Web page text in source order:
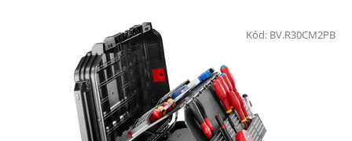
Kód: BV.R30CM2PB